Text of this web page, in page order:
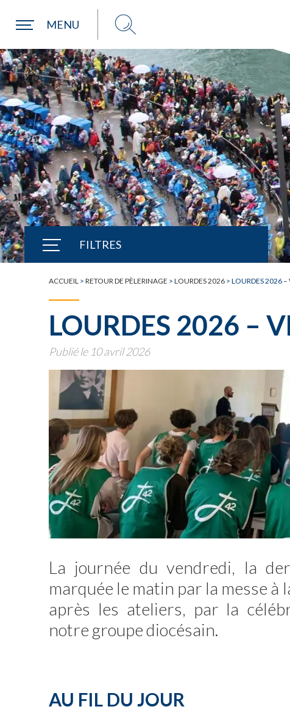
MENU
Une commune
FILTRES
TOUTE L'ACTUALITÉ
ACCUEIL > RETOUR DE PÈLERINAGE > LOURDES 2026 > LOURDES 2026 –
LOURDES 2026 –
Publié le 10 avril 2026
La journée du vendredi, la
marquée le matin par la messe
après les ateliers, par la
notre groupe diocésain.
AU FIL DU JOUR